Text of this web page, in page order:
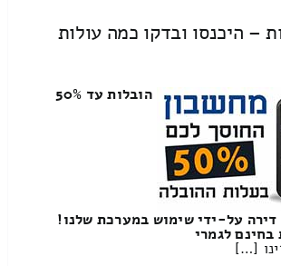
– היכנסו ובדקו כמה עולות
הובלות עד 50%
דירה על-ידי שימוש במערכת שלנו!
בחינם לגמרי
[…]